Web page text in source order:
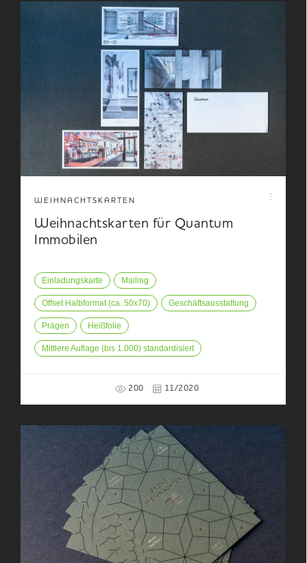
WEIHNACHTSKARTEN
Weihnachtskarten für Quantum
Immobilen
Einladungskarte Mailing
Offset Halbformat (ca. 50x70) Geschäftsausstattung
Prägen Heißfolie
Mittlere Auflage (bis 1.000) standardisiert
200 11/2020